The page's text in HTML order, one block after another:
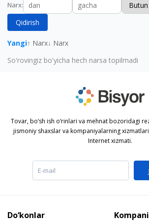
Narx:
Qidirish
Yangi↑ Narx↓ Narx
So'rovingiz bo'yicha hech narsa topilmadi
Tovar, bo‘sh ish o‘rinlari va mehnat bozoridagi
jismoniy shaxslar va kompaniyalarning
Internet xizmati.
Do‘konlar